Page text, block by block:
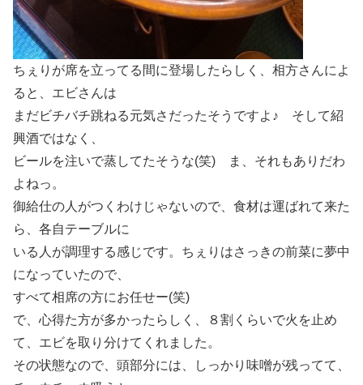
ちぇりが席を立ってる間に登場したらしく、相方さんによ
ると、エビさんは
まだビチバチ跳ねる元気さだったそうですよ♪ そして紹
興酒ではなく、
ビールを注いで蒸してたそうな(笑) ま、それもありだわ
よねっ。
御給仕の人がつくわけじゃないので、食材は運ばれて来た
ら、各自テーブルに
いる人が調理する感じです。ちぇりはさっきの前菜に夢中
になっていたので、
すべて相席の方にお任せー(笑)
で、心得た方が多かったらしく、８割くらいで火を止め
て、エビを取り分けてくれました。
その状態なので、頭部分には、しっかり味噌が残ってて、